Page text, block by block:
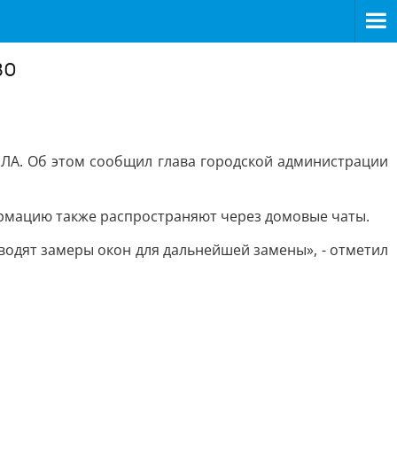
Об этом сообщил глава городской администрации
также распространяют через домовые чаты.
замеры окон для дальнейшей замены», - отметил